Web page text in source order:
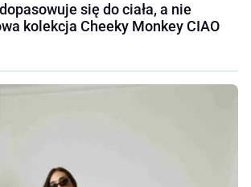
się do ciała, a nie
kolekcja Cheeky Monkey CIAO